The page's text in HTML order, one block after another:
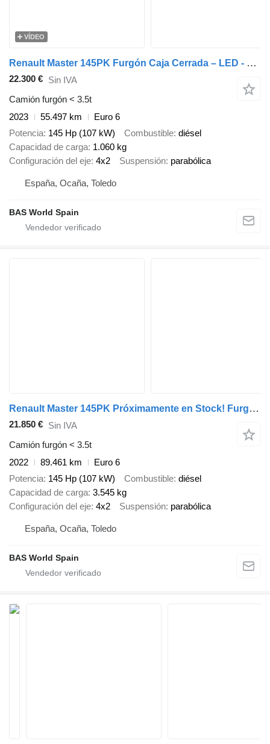
VÍDEO
Renault Master 145PK Furgón Caja Cerrada – LED - Navegación – Aire Acond
22.300 € Sin IVA
Camión furgón < 3.5t
2023
55.497 km
Euro 6
Potencia 145 Hp (107 kW) Combustible diésel
Capacidad de carga 1.060 kg
Configuración del eje 4x2 Suspensión parabólica
España, Ocaña, Toledo
BAS World Spain
Renault Master 145PK Próximamente en Stock! Furgón Caja Cerrada – LED -
21.850 € Sin IVA
Camión furgón < 3.5t
2022
89.461 km
Euro 6
Potencia 145 Hp (107 kW) Combustible diésel
Capacidad de carga 3.545 kg
Configuración del eje 4x2 Suspensión parabólica
España, Ocaña, Toledo
BAS World Spain